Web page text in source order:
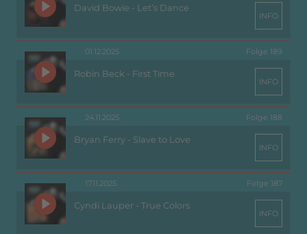
David Bowie - Let’s Dance
INFO
01.12.2025 Folge 189
Robin Beck - First Time
INFO
24.11.2025 Folge 188
Bryan Ferry - Slave to Love
INFO
17.11.2025 Folge 187
Cyndi Lauper - True Colors
INFO